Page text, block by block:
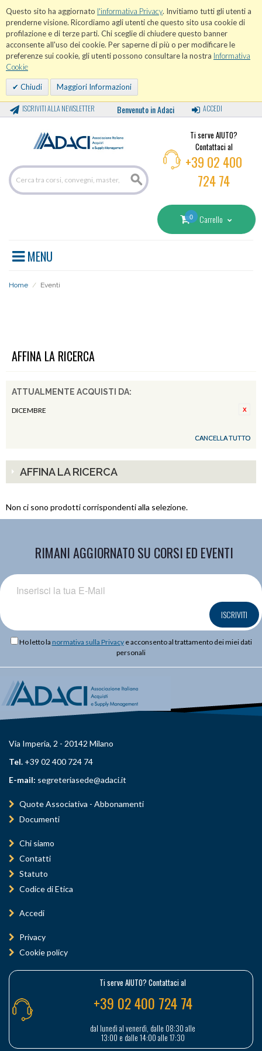
Questo sito ha aggiornato l'informativa Privacy. Invitiamo tutti gli utenti a
prenderne visione. Ricordiamo agli utenti che questo sito usa cookie di
profilazione e di terze parti. Chi sceglie di chiudere questo banner
acconsente all'uso dei cookie. Per saperne di più o per modificare le
preferenze sui cookie, gli utenti possono consultare la nostra Informativa
Cookie
Chiudi Maggiori Informazioni
ISCRIVITI ALLA NEWSLETTER Benvenuto in Adaci ACCEDI
Ti serve AIUTO?
Contattaci al
+39 02 400
724 74
0 Carrello
MENU
Home / Eventi
AFFINA LA RICERCA
ATTUALMENTE ACQUISTI DA:
DICEMBRE
CANCELLA TUTTO
AFFINA LA RICERCA
Non ci sono prodotti corrispondenti alla selezione.
RIMANI AGGIORNATO SU CORSI ED EVENTI
ISCRIVITI
Ho letto la normativa sulla Privacye acconsento al trattamento dei miei dati
personali
Via Imperia, 2 - 20142 Milano
Tel. +39 02 400 724 74
E-mail: segreteriasede@adaci.it
Quote Associativa - Abbonamenti
Documenti
Chi siamo
Contatti
Statuto
Codice di Etica
Accedi
Privacy
Cookie policy
Ti serve AIUTO? Contattaci al
+39 02 400 724 74
dal lunedì al venerdì, dalle 08:30 alle
13:00 e dalle 14:00 alle 17:30